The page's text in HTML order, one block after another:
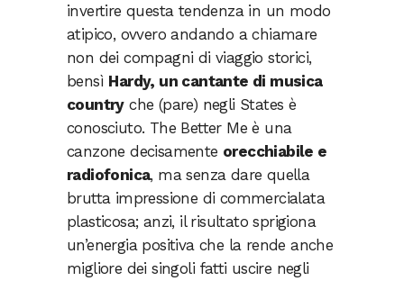
invertire questa tendenza in un modo
atipico, ovvero andando a chiamare
non dei compagni di viaggio storici,
bensì Hardy, un cantante di musica
countryche (pare) negli States è
conosciuto. The Better Me è una
canzone decisamente orecchiabile e
radiofonica, ma senza dare quella
brutta impressione di commercialata
plasticosa; anzi, il risultato sprigiona
un’energia positiva che la rende anche
migliore dei singoli fatti uscire negli